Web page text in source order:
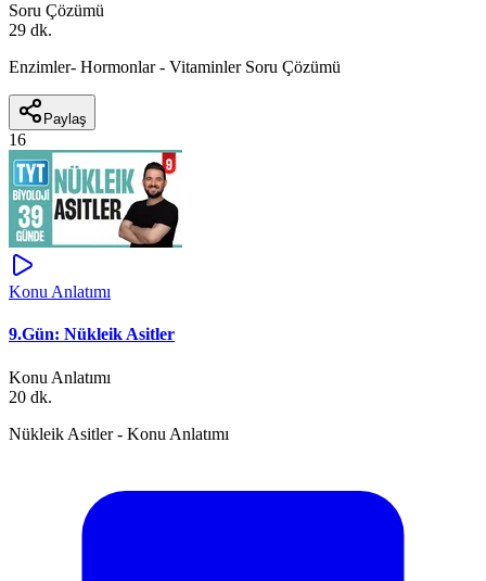
Soru Çözümü
29 dk.
Enzimler- Hormonlar - Vitaminler Soru Çözümü
Paylaş
16
Konu Anlatımı
9.Gün: Nükleik Asitler
Konu Anlatımı
20 dk.
Nükleik Asitler - Konu Anlatımı